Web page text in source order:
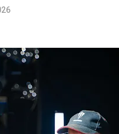
avait une grande
aurait bien pu
finale du tournoi est
pour finalement